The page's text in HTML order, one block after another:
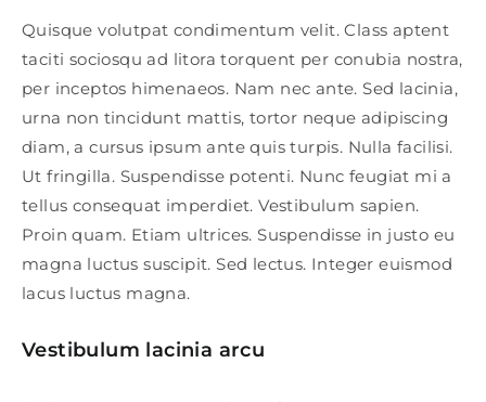
Quisque volutpat condimentum velit. Class aptent
taciti sociosqu ad litora torquent per conubia nostra,
per inceptos himenaeos. Nam nec ante. Sed lacinia,
urna non tincidunt mattis, tortor neque adipiscing
diam, a cursus ipsum ante quis turpis. Nulla facilisi.
Ut fringilla. Suspendisse potenti. Nunc feugiat mi a
tellus consequat imperdiet. Vestibulum sapien.
Proin quam. Etiam ultrices. Suspendisse in justo eu
magna luctus suscipit. Sed lectus. Integer euismod
lacus luctus magna.
Vestibulum lacinia arcu